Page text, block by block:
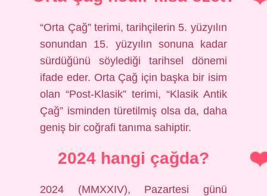
“Orta Çağ” terimi, tarihçilerin 5. yüzyılın
sonundan 15. yüzyılın sonuna kadar
sürdüğünü söylediği tarihsel dönemi
ifade eder. Orta Çağ için başka bir isim
olan “Post-Klasik” terimi, “Klasik Antik
Çağ” isminden türetilmiş olsa da, daha
geniş bir coğrafi tanıma sahiptir.
2024 hangi çağda?
2024 (MMXXIV), Pazartesi günü